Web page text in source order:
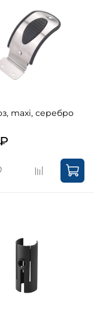
maxi, серебро